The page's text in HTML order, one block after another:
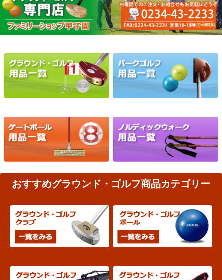
おすすめグラウンド・ゴルフ商品カテゴリー